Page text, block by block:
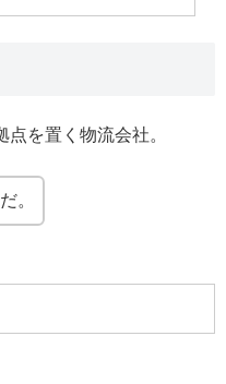
を置く物流会社。
。